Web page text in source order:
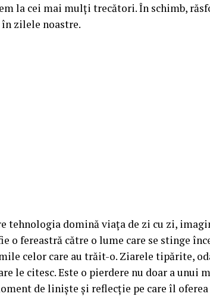
la cei mai mulți trecători. În schimb,
zilele noastre.
tehnologia domină viața de zi cu zi,
o fereastră către o lume care se stinge
celor care au trăit-o. Ziarele tipărite,
le citesc. Este o pierdere nu doar a unui
de liniște și reflecție pe care îl